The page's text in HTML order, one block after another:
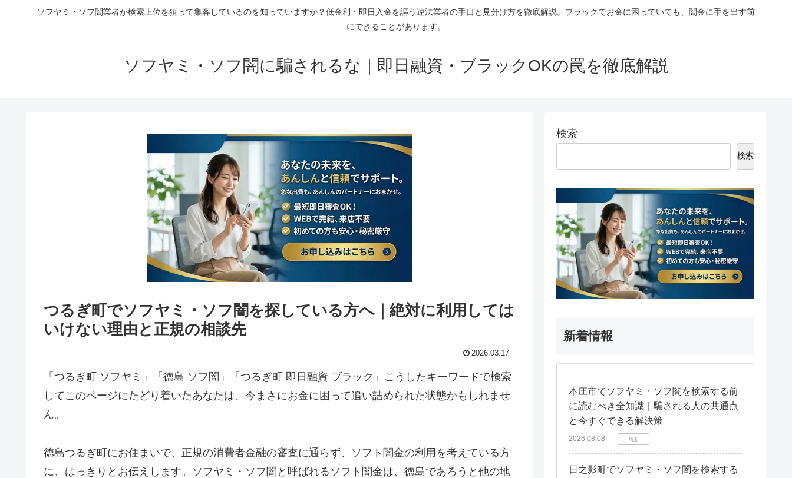
ソフヤミ・ソフ闇業者が検索上位を狙って集客しているのを知っていますか？低金利・即日入金を謳う違法業者の手口と見分け方を徹底解説。ブラックでお金に困っていても、闇金に手を出す前
にできることがあります。
ソフヤミ・ソフ闇に騙されるな｜即日融資・ブラックOKの罠を徹底解説
つるぎ町でソフヤミ・ソフ闇を探している方へ｜絶対に利用しては
いけない理由と正規の相談先
2026.03.17
「つるぎ町 ソフヤミ」「徳島 ソフ闇」「つるぎ町 即日融資 ブラック」こうしたキーワードで検索
してこのページにたどり着いたあなたは、今まさにお金に困って追い詰められた状態かもしれませ
ん。
徳島つるぎ町にお住まいで、正規の消費者金融の審査に通らず、ソフト闇金の利用を考えている方
に、はっきりとお伝えします。ソフヤミ・ソフ闇と呼ばれるソフト闇金は、徳島であろうと他の地
検索
検索
新着情報
本庄市でソフヤミ・ソフ闇を検索する前
に読むべき全知識｜騙される人の共通点
と今すぐできる解決策
2026.08.08 埼玉
日之影町でソフヤミ・ソフ闇を検索する